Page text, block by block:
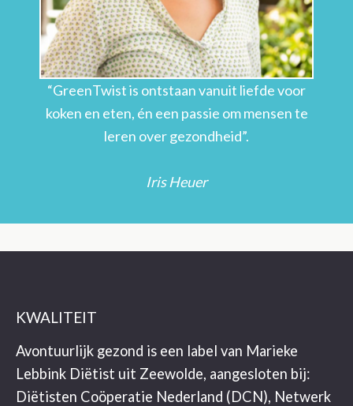
“GreenTwist is ontstaan vanuit liefde voor
koken en eten, én een passie om mensen te
leren over gezondheid”.
Iris Heuer
KWALITEIT
Avontuurlijk gezond is een label van Marieke
Lebbink Diëtist uit Zeewolde, aangesloten bij:
Diëtisten Coöperatie Nederland (DCN), Netwerk